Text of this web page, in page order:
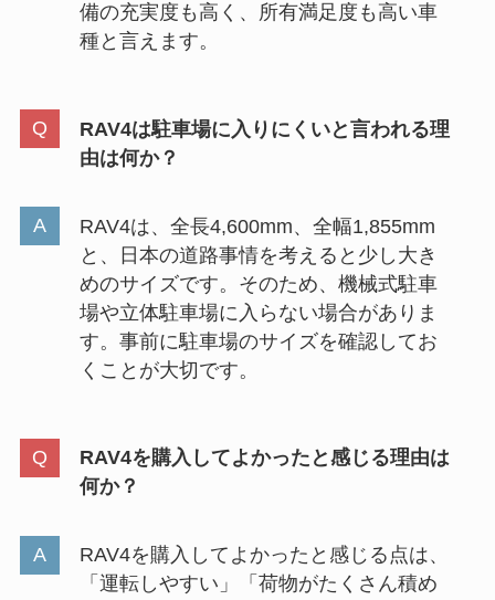
備の充実度も高く、所有満足度も高い車
種と言えます。
RAV4は駐車場に入りにくいと言われる理
由は何か？
RAV4は、全長4,600mm、全幅1,855mm
と、日本の道路事情を考えると少し大き
めのサイズです。そのため、機械式駐車
場や立体駐車場に入らない場合がありま
す。事前に駐車場のサイズを確認してお
くことが大切です。
RAV4を購入してよかったと感じる理由は
何か？
RAV4を購入してよかったと感じる点は、
「運転しやすい」「荷物がたくさん積め